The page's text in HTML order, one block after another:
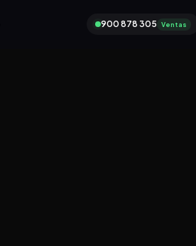
900 878 305 Ventas